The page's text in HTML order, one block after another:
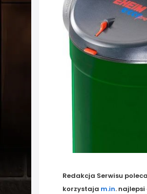
Redakcja Serwisu
korzystaja m.in.